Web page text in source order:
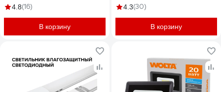
соединяемый в линию
4.8(16)
В корзину
У2, IP65, влаг/защ эконом
4.3(30)
В корзину